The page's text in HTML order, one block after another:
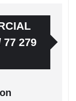
77 279